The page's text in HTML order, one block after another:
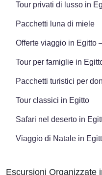
Tour privati di lusso in
Pacchetti luna di miele
Offerte viaggio in Egitto
Tour per famiglie in
Pacchetti turistici per
Tour classici in Egitto
Safari nel deserto in
Viaggio di Natale in
Escursioni Organizzate